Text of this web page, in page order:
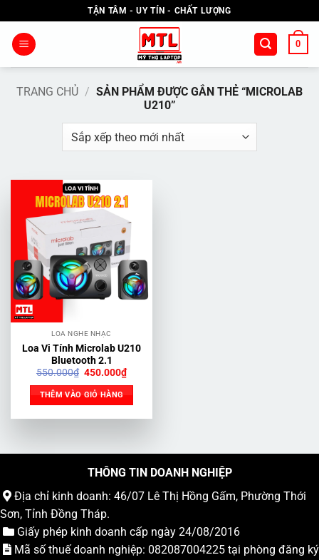
qua
nội
TẬN TÂM - UY TÍN - CHẤT LƯỢNG
0
TRANG CHỦ / SẢN PHẨM ĐƯỢC GẮN THẺ “MICROLAB
U210”
LOA NGHE NHẠC
Loa Vi Tính Microlab U210
Bluetooth 2.1
550.000₫ Giá
là:
550.000₫.
450.000₫Giá
hiện
450.000₫.
THÊM VÀO GIỎ HÀNG
THÔNG TIN DOANH NGHIỆP
Địa chỉ kinh doanh: 46/07 Lê Thị Hồng Gấm, Phường Thới
Sơn, Tỉnh Đồng Tháp.
Giấy phép kinh doanh cấp ngày 24/08/2016
Mã số thuế doanh nghiệp: 082087004225 tại phòng đăng ký